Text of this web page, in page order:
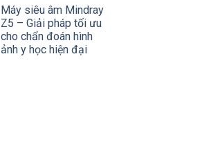
Máy siêu âm Mindray
Z5 – Giải pháp tối ưu
cho chẩn đoán hình
ảnh y học hiện đại